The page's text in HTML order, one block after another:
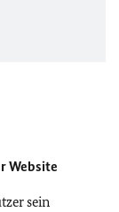
Website
sein